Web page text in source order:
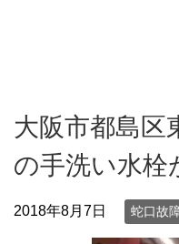
大阪市都島区
の手洗い水栓
2018年8月7日 蛇口故